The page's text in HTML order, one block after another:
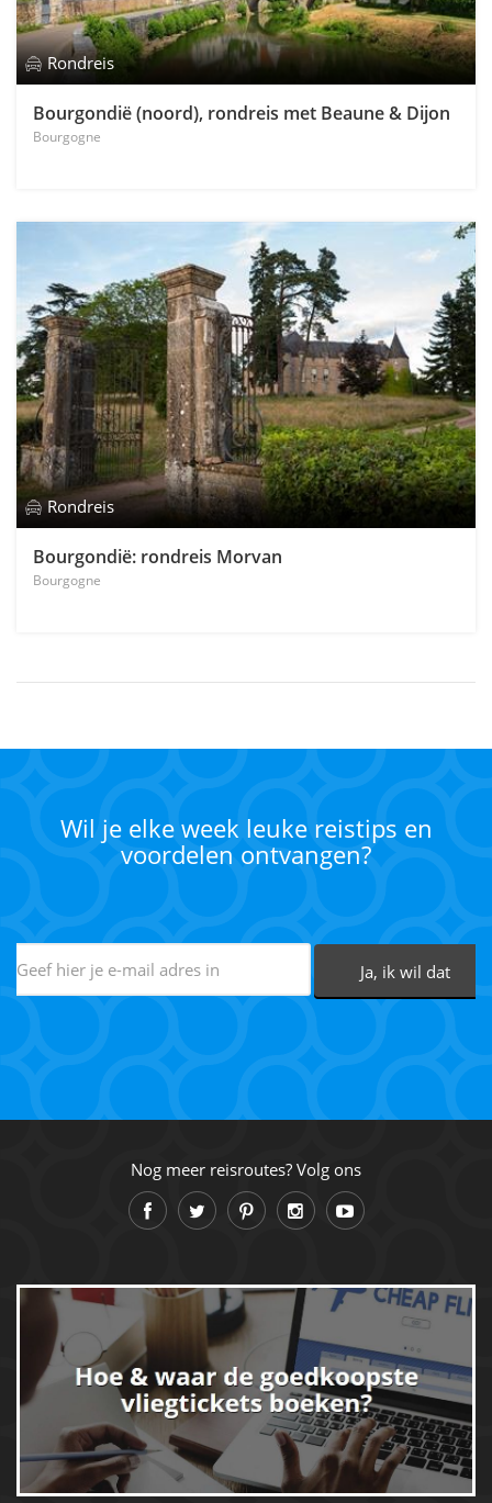
Rondreis
Bourgondië (noord), rondreis met Beaune & Dijon
Bourgogne
Rondreis
Bourgondië: rondreis Morvan
Bourgogne
Wil je elke week leuke reistips en
voordelen ontvangen?
Nog meer reisroutes? Volg ons